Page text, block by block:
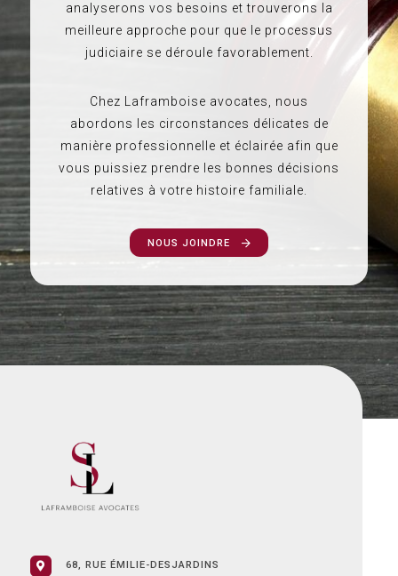
analyserons vos besoins et trouverons la
meilleure approche pour que le processus
judiciaire se déroule favorablement.
Chez Laframboise avocates, nous
abordons les circonstances délicates de
manière professionnelle et éclairée afin que
vous puissiez prendre les bonnes décisions
relatives à votre histoire familiale.
NOUS JOINDRE
68, RUE ÉMILIE-DESJARDINS